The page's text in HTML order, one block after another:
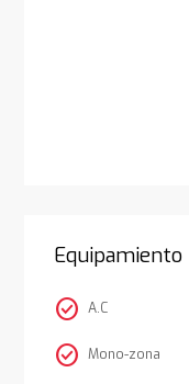
Equipamiento
check_circle A.C
check_circle Mono-zona